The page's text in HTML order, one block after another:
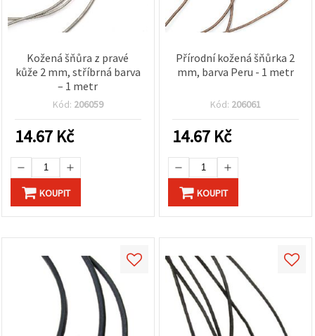
Kožená šňůra z pravé
kůže 2 mm, stříbrná barva
– 1 metr
Kód: 206059
14.67 Kč
KOUPIT
Přírodní kožená šňůrka 2
mm, barva Peru - 1 metr
Kód: 206061
14.67 Kč
KOUPIT